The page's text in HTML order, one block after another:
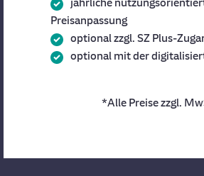
jährliche
Preisanpassung
optional zzgl. SZ Plus-
optional mit der
*Alle Preise zzgl.